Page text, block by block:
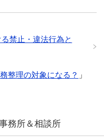
禁止・違法行為と
整理の対象になる？ 」
務所＆相談所